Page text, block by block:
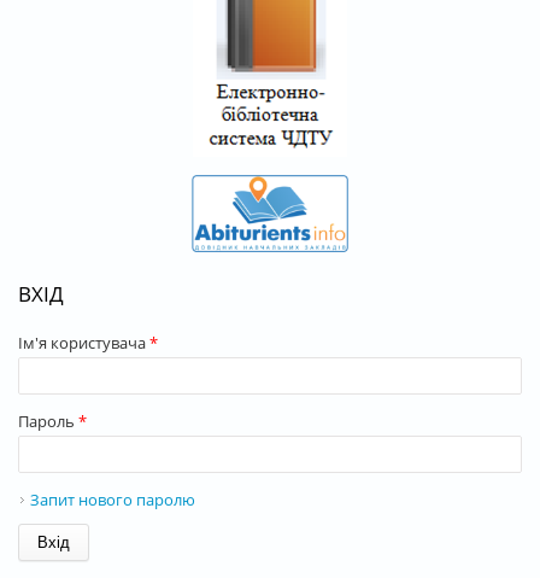
ВХІД
Ім'я користувача*
Пароль *
Запит нового паролю